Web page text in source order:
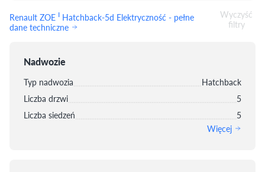
Renault ZOE I Hatchback-5d Elektryczność - pełne
dane techniczne
Wyczyść
filtry
Nadwozie
Typ nadwozia
Hatchback
Liczba drzwi
5
Liczba siedzeń
5
Więcej